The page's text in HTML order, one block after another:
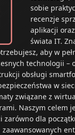
sobie
recenzje
aplikacji
świata IT.
aby w
technologii –
obsługi
w
związane z
Naszym celem
zarówno dla
zaawansowanych